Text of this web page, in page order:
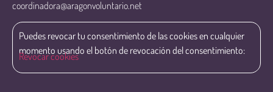
coordinadora@aragonvoluntario.net
Puedes revocar tu consentimiento de las cookies en cualquier
momento usando el botón de revocación del consentimiento:
Revocar cookies